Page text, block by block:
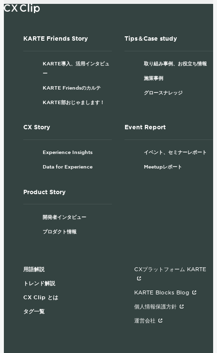
KARTE Friends Story
KARTE導入、活用インタビュ
ー
KARTE Friendsのカルテ
KARTE部おじゃまします！
Tips＆Case study
取り組み事例、お役立ち情報
施策事例
グロースナレッジ
CX Story
Experience Insights
Data for Experience
Event Report
イベント、セミナーレポート
Meetupレポート
Product Story
開発者インタビュー
プロダクト情報
用語解説
トレンド解説
CX Clip とは
タグ一覧
CXプラットフォーム KARTE
KARTE Blocks Blog
個人情報保護方針
運営会社